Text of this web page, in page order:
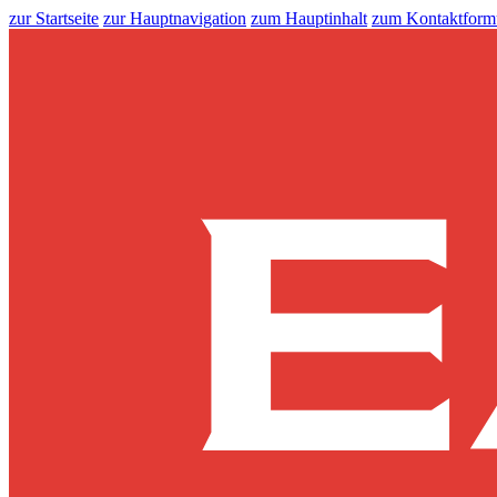
zur Startseite zur Hauptnavigation zum Hauptinhalt zum